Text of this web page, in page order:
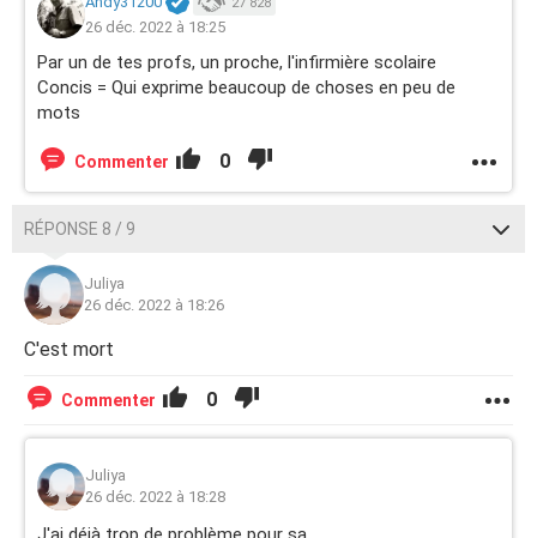
26 déc. 2022 à 18:25
Par un de tes profs, un proche, l'infirmière scolaire
Concis = Qui exprime beaucoup de choses en peu de
mots
Commenter 0
RÉPONSE 8 / 9
Juliya
26 déc. 2022 à 18:26
C'est mort
Commenter 0
Juliya
26 déc. 2022 à 18:28